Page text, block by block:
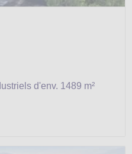
d'env. 1489 m²